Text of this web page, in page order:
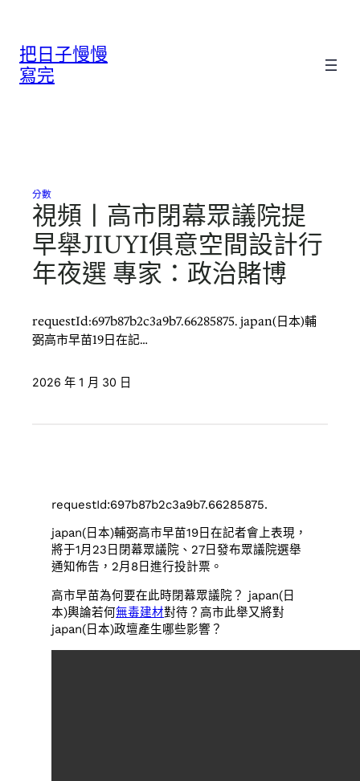
把日子慢慢
寫完
分數
視頻丨高市閉幕眾議院提
早舉JIUYI俱意空間設計行
年夜選 專家：政治賭博
requestId:697b87b2c3a9b7.66285875. japan(日本)輔
弼高市早苗19日在記…
2026 年 1 月 30 日
requestId:697b87b2c3a9b7.66285875.
japan(日本)輔弼高市早苗19日在記者會上表現，
將于1月23日閉幕眾議院、27日發布眾議院選舉
通知佈告，2月8日進行投計票。
高市早苗為何要在此時閉幕眾議院？ japan(日
本)輿論若何無毒建材對待？高市此舉又將對
japan(日本)政壇產生哪些影響？